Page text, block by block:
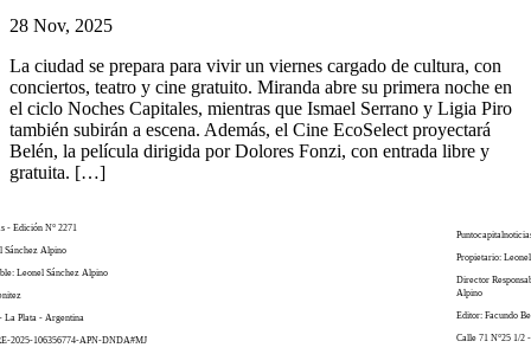
28 Nov, 2025
La ciudad se prepara para vivir un viernes cargado de cultura, con
conciertos, teatro y cine gratuito. Miranda abre su primera noche en
el ciclo Noches Capitales, mientras que Ismael Serrano y Ligia Piro
también subirán a escena. Además, el Cine EcoSelect proyectará
Belén, la película dirigida por Dolores Fonzi, con entrada libre y
gratuita. […]
- Edición N° 2271
Sánchez Alpino
Leonel Sánchez Alpino
La Plata - Argentina
2025-106356774-APN-DNDA#MJ
Propietario:
Director
Alpino
Editor: Facundo
Calle 71 N°25 1/2